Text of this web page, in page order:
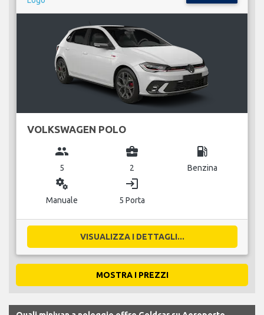
VOLKSWAGEN POLO
group
5
business_center
2
local_gas_station
Benzina
miscellaneous_services
Manuale
login
5 Porta
VISUALIZZA I DETTAGLI...
MOSTRA I PREZZI